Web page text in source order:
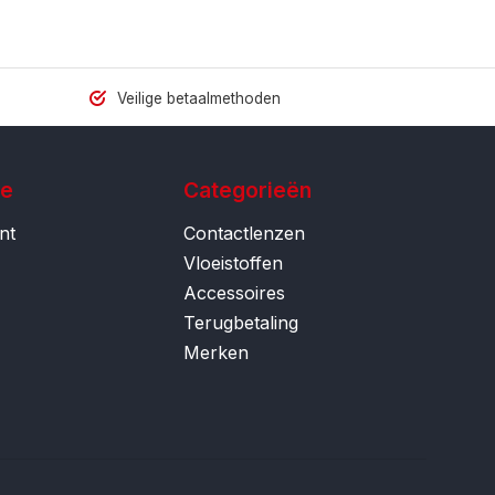
Veilige betaalmethoden
Categorieën
Contactlenzen
Vloeistoffen
Accessoires
Terugbetaling
Merken